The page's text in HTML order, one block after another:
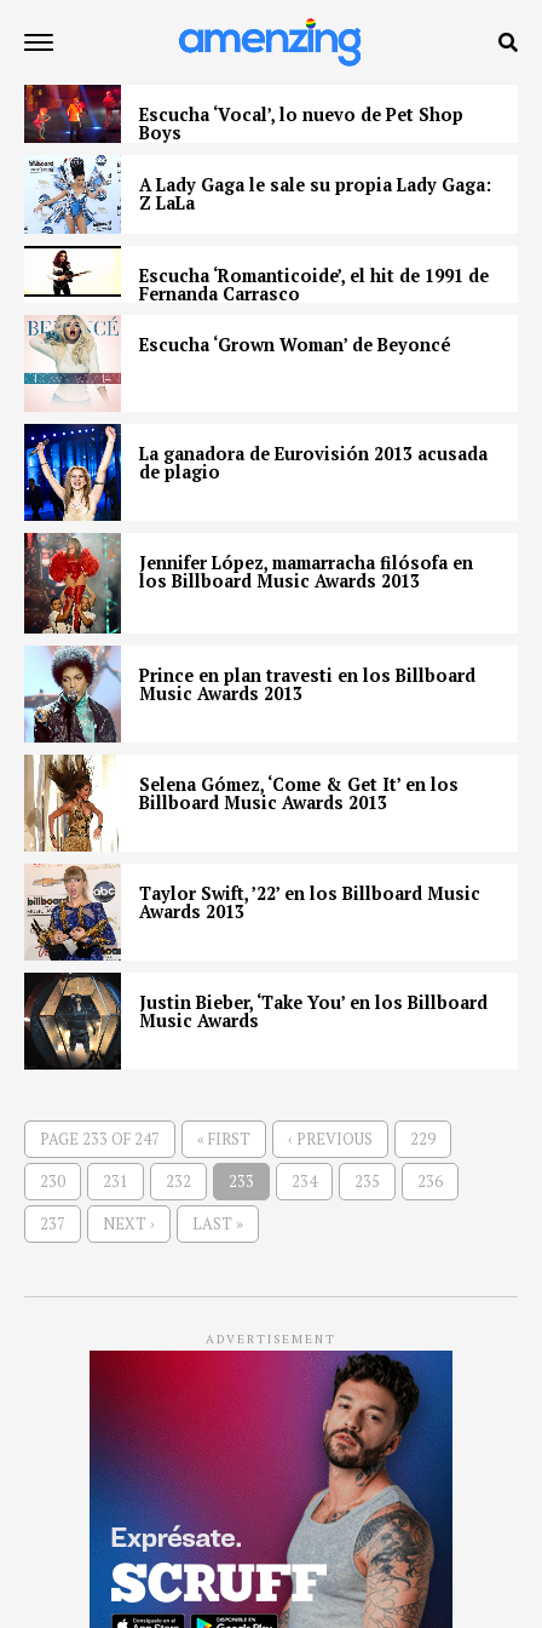
Escucha ‘Vocal’, lo nuevo de Pet Shop
Boys
A Lady Gaga le sale su propia Lady Gaga:
Z LaLa
Escucha ‘Romanticoide’, el hit de 1991 de
Fernanda Carrasco
Escucha ‘Grown Woman’ de Beyoncé
La ganadora de Eurovisión 2013 acusada
de plagio
Jennifer López, mamarracha filósofa en
los Billboard Music Awards 2013
Prince en plan travesti en los Billboard
Music Awards 2013
Selena Gómez, ‘Come & Get It’ en los
Billboard Music Awards 2013
Taylor Swift, ’22’ en los Billboard Music
Awards 2013
Justin Bieber, ‘Take You’ en los Billboard
Music Awards
PAGE 233 OF 247 « FIRST ‹ PREVIOUS 229
230 231 232 233 234 235 236
237 NEXT › LAST »
ADVERTISEMENT